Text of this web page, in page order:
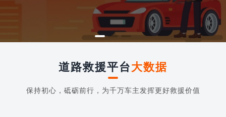
道路救援平台大数据
保持初心，砥砺前行，为千万车主发挥更好救援价值